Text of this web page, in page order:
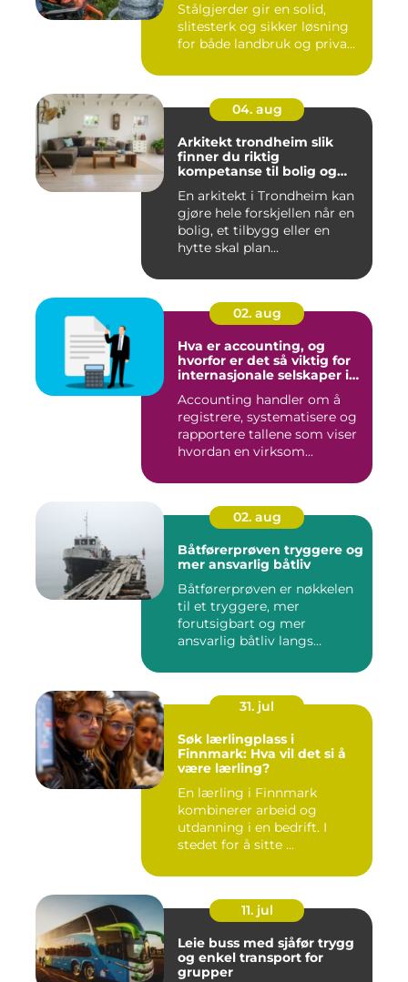
Stålgjerder gir en solid,
slitesterk og sikker løsning
for både landbruk og priva...
04. aug
Arkitekt trondheim slik
finner du riktig
kompetanse til bolig og
En arkitekt i Trondheim kan
gjøre hele forskjellen når en
bolig, et tilbygg eller en
hytte skal plan...
02. aug
Hva er accounting, og
hvorfor er det så viktig for
internasjonale selskaper i
Accounting handler om å
registrere, systematisere og
rapportere tallene som viser
hvordan en virksom...
02. aug
Båtførerprøven tryggere og
mer ansvarlig båtliv
Båtførerprøven er nøkkelen
til et tryggere, mer
forutsigbart og mer
ansvarlig båtliv langs
31. jul
Søk lærlingplass i
Finnmark: Hva vil det si å
være lærling?
En lærling i Finnmark
kombinerer arbeid og
utdanning i en bedrift. I
stedet for å sitte ...
11. jul
Leie buss med sjåfør trygg
og enkel transport for
grupper